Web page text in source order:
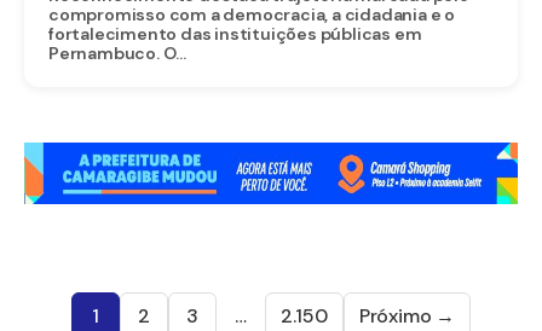
compromisso com a democracia, a cidadania e o
fortalecimento das instituições públicas em
Pernambuco. O...
1 2 3 … 2.150 Próximo →